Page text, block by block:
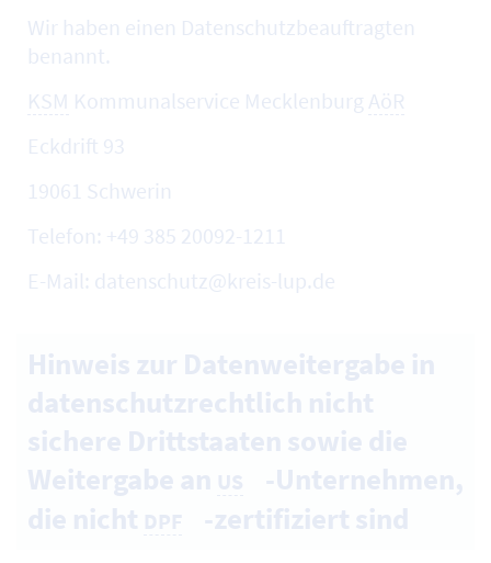
Wir haben einen Datenschutzbeauftragten
benannt.
KSM Kommunalservice Mecklenburg AöR
Eckdrift 93
19061 Schwerin
Telefon: +49 385 20092-1211
E-Mail: datenschutz@kreis-lup.de